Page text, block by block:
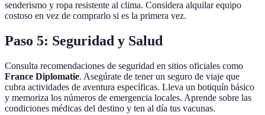
senderismo y ropa resistente al clima. Considera alquilar equipo
costoso en vez de comprarlo si es la primera vez.
Paso 5: Seguridad y Salud
Consulta recomendaciones de seguridad en sitios oficiales como
France Diplomatie. Asegúrate de tener un seguro de viaje que
cubra actividades de aventura específicas. Lleva un botiquín básico
y memoriza los números de emergencia locales. Aprende sobre las
condiciones médicas del destino y ten al día tus vacunas.